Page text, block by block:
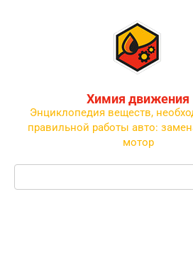
Химия движения
Энциклопедия веществ,
правильной работы авто:
мотор
Поиск: